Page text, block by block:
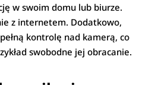
w swoim domu lub biurze.
z internetem. Dodatkowo,
kontrolę nad kamerą, co
swobodne jej obracanie.